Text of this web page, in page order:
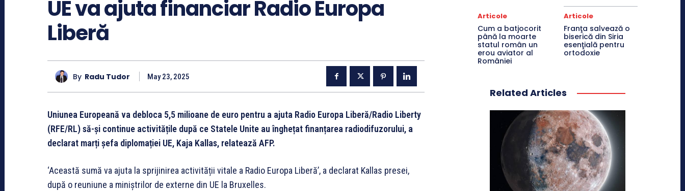
UE va ajuta financiar Radio Europa
Liberă
By Radu Tudor May 23, 2025
Uniunea Europeană va debloca 5,5 milioane de euro pentru a ajuta Radio Europa Liberă/Radio Liberty
(RFE/RL) să-și continue activitățile după ce Statele Unite au înghețat finanțarea radiodifuzorului, a
declarat marți șefa diplomației UE, Kaja Kallas, relatează AFP.
‘Această sumă va ajuta la sprijinirea activității vitale a Radio Europa Liberă’, a declarat Kallas presei,
după o reuniune a miniștrilor de externe din UE la Bruxelles.
Articole
Cum a batjocorit
până la moarte
statul român un
erou aviator al
României
Articole
Franţa salvează o
biserică din Siria
esenţială pentru
ortodoxie
Related Articles